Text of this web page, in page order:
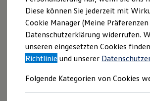
Kompaktwagen
Sportwagen
Schnell verfügbare Fahrzeuge
Angebote und Produkte
Aktuelle Angebote
E-Auto-Förderung
Volkswagen Marktplatz
Junge Gebrauchtwagen und
Diese können Sie jederzeit mit
Cookie Manager (Meine
Datenschutzerklärung widerrufen.
unseren eingesetzten Cookies
Richtlinie und unserer
Folgende Kategorien von Cookies